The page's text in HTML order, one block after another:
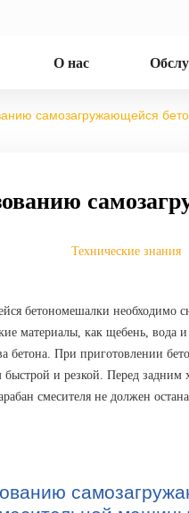
О нас
самозагружающейся
Технические знания
бетономешалки необходимо
материалы, как щебень,
бетона. При приготовлении
и резкой. Перед задним
смесителя не должен